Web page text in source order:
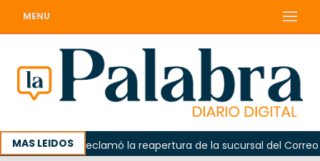
MENU
MAS LEIDOS
Odarda reclamó la reapertura de la sucursal del Correo